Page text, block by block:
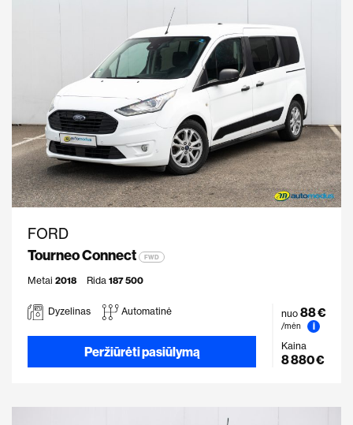
FORD
Tourneo Connect
FWD
Metai 2018 Rida 187 500
Dyzelinas Automatinė
Peržiūrėti pasiūlymą
nuo 88 €
/mėn
i
Kaina
8 880 €